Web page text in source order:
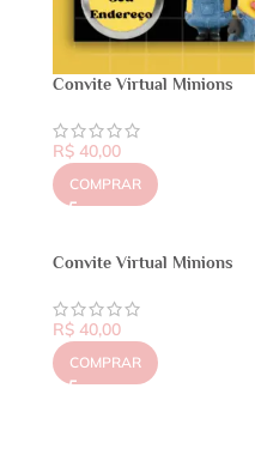
Convite Virtual Minions
R$40,00
COMPRAR
Convite Virtual Minions
R$40,00
COMPRAR